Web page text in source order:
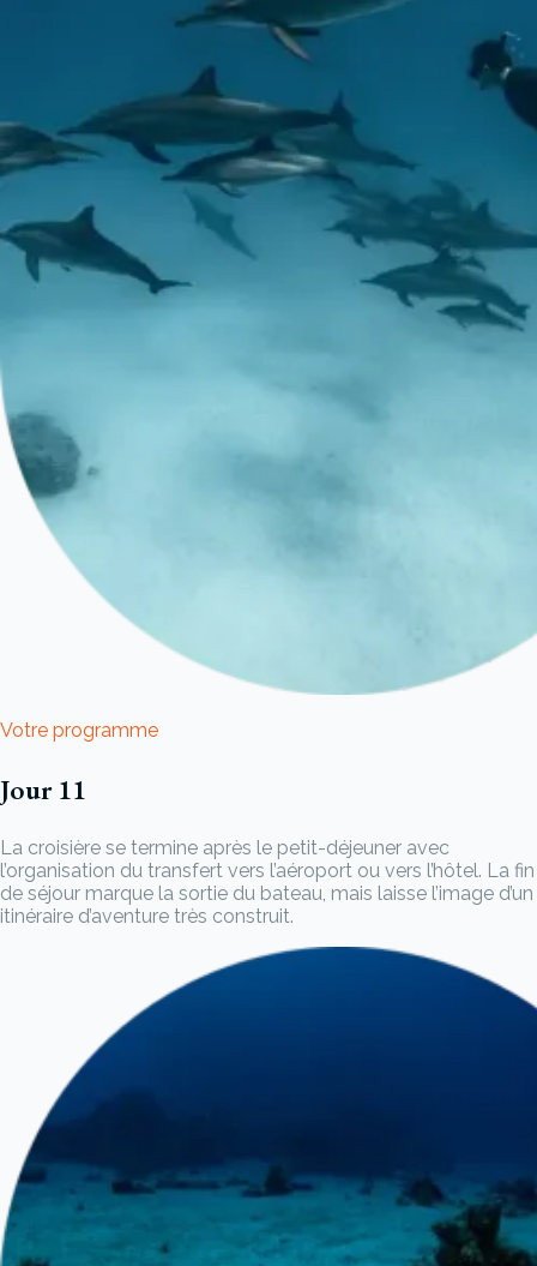
Votre programme
Jour 11
La croisière se termine après le petit-déjeuner avec
l’organisation du transfert vers l’aéroport ou vers l’hôtel. La fin
de séjour marque la sortie du bateau, mais laisse l’image d’un
itinéraire d’aventure très construit.